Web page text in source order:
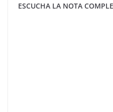
ESCUCHA LA NOTA